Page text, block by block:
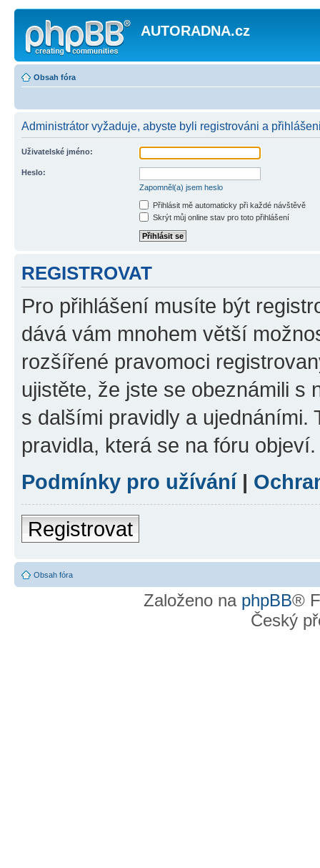
AUTORADNA.cz
Obsah fóra
Administrátor vyžaduje, abyste byli registrováni a
Uživatelské jméno:
Heslo:
Zapomněl(a) jsem heslo
Přihlásit mě automaticky při každé návštěvě
Skrýt můj online stav pro toto přihlášení
REGISTROVAT
Pro přihlášení musíte být
dává vám mnohem větší
rozšířené pravomoci
ujistěte, že jste se obeznámili s
s dalšími pravidly a ujednáními.
pravidla, která se na fóru objeví.
Podmínky pro užívání|
Registrovat
Obsah fóra
Založeno na phpBB®
Český